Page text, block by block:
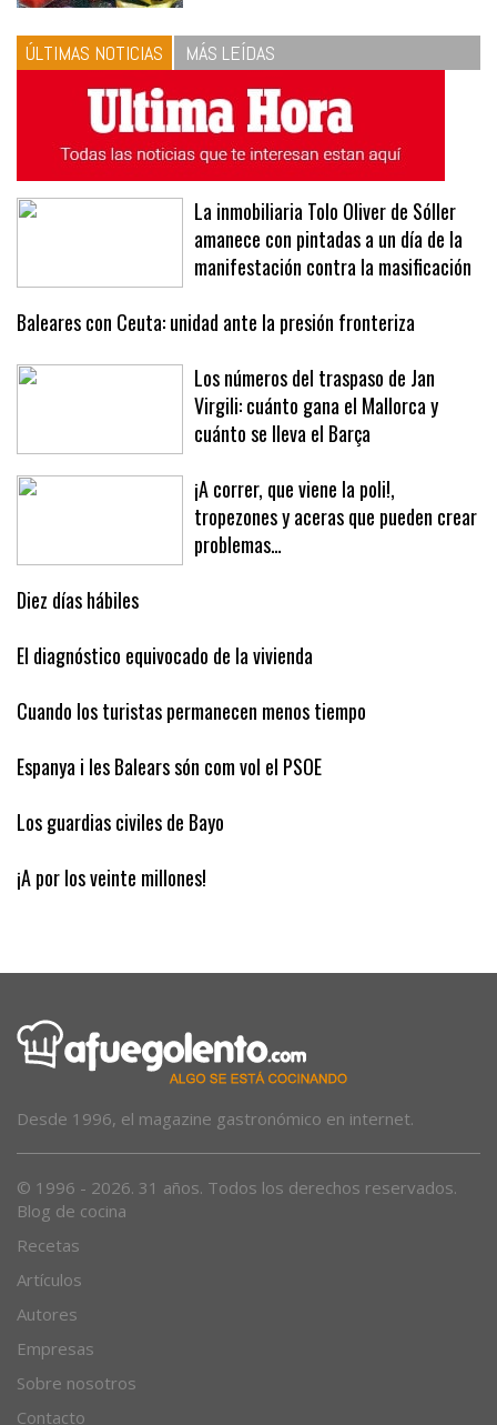
ÚLTIMAS NOTICIAS MÁS LEÍDAS
La inmobiliaria Tolo Oliver de Sóller
amanece con pintadas a un día de la
manifestación contra la masificación
Baleares con Ceuta: unidad ante la presión fronteriza
Los números del traspaso de Jan
Virgili: cuánto gana el Mallorca y
cuánto se lleva el Barça
¡A correr, que viene la poli!,
tropezones y aceras que pueden crear
problemas…
Diez días hábiles
El diagnóstico equivocado de la vivienda
Cuando los turistas permanecen menos tiempo
Espanya i les Balears són com vol el PSOE
Los guardias civiles de Bayo
¡A por los veinte millones!
Desde 1996, el magazine gastronómico en internet.
© 1996 - 2026. 31 años. Todos los derechos reservados.
Blog de cocina
Recetas
Artículos
Autores
Empresas
Sobre nosotros
Contacto